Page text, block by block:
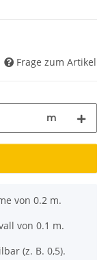
Frage zum Artikel
m
von 0.2 m.
von 0.1 m.
(z. B. 0,5).